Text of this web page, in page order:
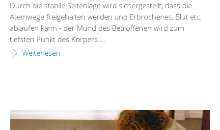
Durch die stabile Seitenlage wird sichergestellt, dass die
Atemwege freigehalten werden und Erbrochenes, Blut etc.
ablaufen kann - der Mund des Betroffenen wird zum
tiefsten Punkt des Körpers....
Weiterlesen